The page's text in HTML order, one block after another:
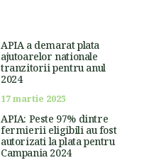
APIA a demarat plata
ajutoarelor nationale
tranzitorii pentru anul
2024
17 martie 2025
APIA: Peste 97% dintre
fermierii eligibili au fost
autorizati la plata pentru
Campania 2024